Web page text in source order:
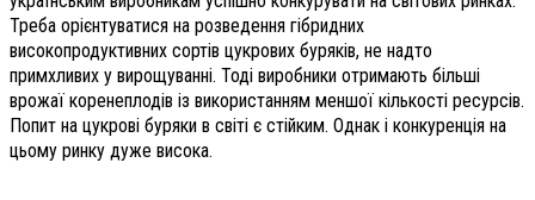
Треба орієнтуватися на розведення гібридних
високопродуктивних сортів цукрових буряків, не надто
примхливих у вирощуванні. Тоді виробники отримають більші
врожаї коренеплодів із використанням меншої кількості ресурсів.
Попит на цукрові буряки в світі є стійким. Однак і конкуренція на
цьому ринку дуже висока.